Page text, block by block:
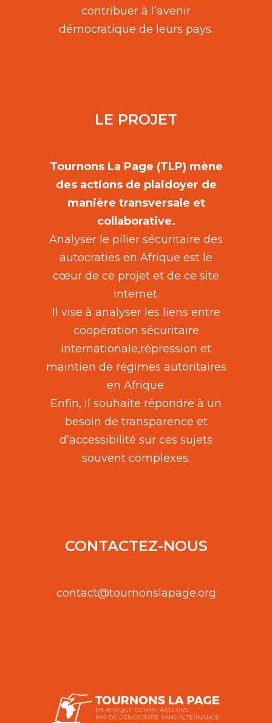
contribuer à l’avenir
démocratique de leurs pays.
LE PROJET
Tournons La Page (TLP) mène
des actions de plaidoyer de
manière transversale et
collaborative.
Analyser le pilier sécuritaire des
autocraties en Afrique est le
cœur de ce projet et de ce site
internet.
Il vise à analyser les liens entre
coopération sécuritaire
internationale,répression et
maintien de régimes autoritaires
en Afrique.
Enfin, il souhaite répondre à un
besoin de transparence et
d’accessibilité sur ces sujets
souvent complexes.
CONTACTEZ-NOUS
contact@tournonslapage.org